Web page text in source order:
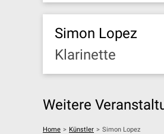
Simon Lopez
Klarinette
Weitere
Home > Künstler > Simon Lopez